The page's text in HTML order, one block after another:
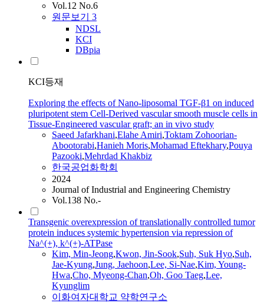
Vol.12 No.6
원문보기 3
NDSL
KCI
DBpia
KCI등재
Exploring the effects of Nano-liposomal TGF-β1 on induced
pluripotent stem Cell-Derived vascular smooth muscle cells in
Tissue-Engineered vascular graft; an in vivo study
Saeed Jafarkhani,Elahe Amiri,Toktam Zohoorian-
Abootorabi,Hanieh Moris,Mohamad Eftekhary,Pouya
Pazooki,Mehrdad Khakbiz
한국공업화학회
2024
Journal of Industrial and Engineering Chemistry
Vol.138 No.-
Transgenic overexpression of translationally controlled tumor
protein induces systemic hypertension via repression of
Na^(+), k^(+)-ATPase
Kim, Min-Jeong,Kwon, Jin-Sook,Suh, Suk Hyo,Suh,
Jae-Kyung,Jung, Jaehoon,Lee, Si-Nae,Kim, Young-
Hwa,Cho, Myeong-Chan,Oh, Goo Taeg,Lee,
Kyunglim
이화여자대학교 약학연구소